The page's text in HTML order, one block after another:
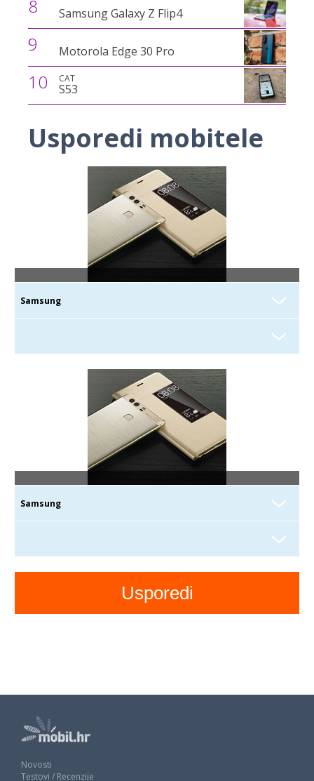
8 Samsung Galaxy Z Flip4
9 Motorola Edge 30 Pro
10 CAT
S53
Usporedi mobitele
Novosti
Testovi / Recenzije